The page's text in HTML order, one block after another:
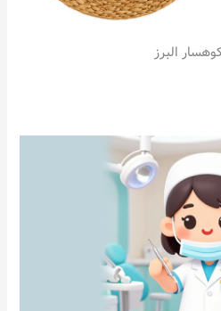
البرز